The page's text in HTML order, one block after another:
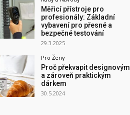
Měřicí přístroje pro
profesionály: Základní
vybavení pro přesné a
bezpečné testování
29.3.2025
Pro Ženy
Proč překvapit designovým
a zároveň praktickým
dárkem
30.5.2024